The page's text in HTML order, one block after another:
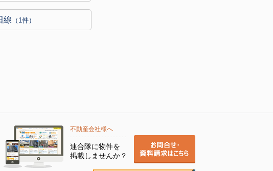
線 （1件）
不動産会社様へ
連合隊に物件を
掲載しませんか？